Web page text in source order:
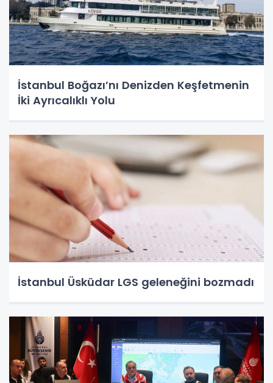
İstanbul Boğazı’nı Denizden Keşfetmenin
İki Ayrıcalıklı Yolu
İstanbul Üsküdar LGS geleneğini bozmadı